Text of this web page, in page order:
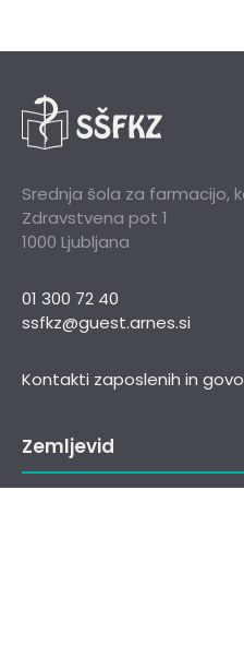
Srednja šola za farmacijo,
Zdravstvena pot 1
1000 Ljubljana
01 300 72 40
ssfkz@guest.arnes.si
Kontakti zaposlenih in
Zemljevid